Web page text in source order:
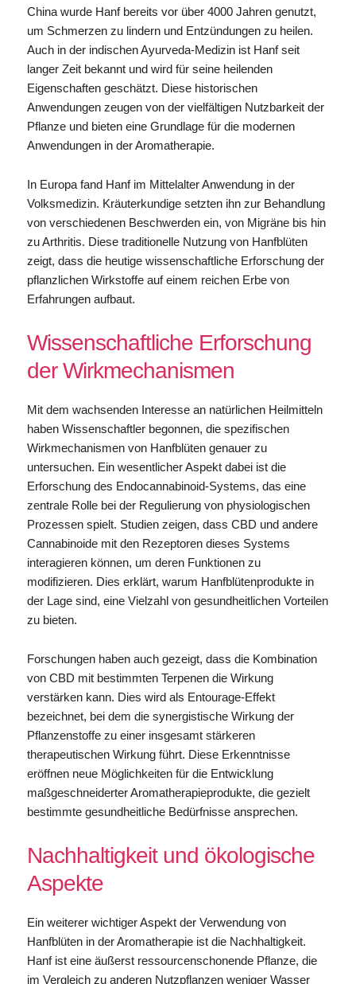
China wurde Hanf bereits vor über 4000 Jahren genutzt,
um Schmerzen zu lindern und Entzündungen zu heilen.
Auch in der indischen Ayurveda-Medizin ist Hanf seit
langer Zeit bekannt und wird für seine heilenden
Eigenschaften geschätzt. Diese historischen
Anwendungen zeugen von der vielfältigen Nutzbarkeit der
Pflanze und bieten eine Grundlage für die modernen
Anwendungen in der Aromatherapie.
In Europa fand Hanf im Mittelalter Anwendung in der
Volksmedizin. Kräuterkundige setzten ihn zur Behandlung
von verschiedenen Beschwerden ein, von Migräne bis hin
zu Arthritis. Diese traditionelle Nutzung von Hanfblüten
zeigt, dass die heutige wissenschaftliche Erforschung der
pflanzlichen Wirkstoffe auf einem reichen Erbe von
Erfahrungen aufbaut.
Wissenschaftliche Erforschung
der Wirkmechanismen
Mit dem wachsenden Interesse an natürlichen Heilmitteln
haben Wissenschaftler begonnen, die spezifischen
Wirkmechanismen von Hanfblüten genauer zu
untersuchen. Ein wesentlicher Aspekt dabei ist die
Erforschung des Endocannabinoid-Systems, das eine
zentrale Rolle bei der Regulierung von physiologischen
Prozessen spielt. Studien zeigen, dass CBD und andere
Cannabinoide mit den Rezeptoren dieses Systems
interagieren können, um deren Funktionen zu
modifizieren. Dies erklärt, warum Hanfblütenprodukte in
der Lage sind, eine Vielzahl von gesundheitlichen Vorteilen
zu bieten.
Forschungen haben auch gezeigt, dass die Kombination
von CBD mit bestimmten Terpenen die Wirkung
verstärken kann. Dies wird als Entourage-Effekt
bezeichnet, bei dem die synergistische Wirkung der
Pflanzenstoffe zu einer insgesamt stärkeren
therapeutischen Wirkung führt. Diese Erkenntnisse
eröffnen neue Möglichkeiten für die Entwicklung
maßgeschneiderter Aromatherapieprodukte, die gezielt
bestimmte gesundheitliche Bedürfnisse ansprechen.
Nachhaltigkeit und ökologische
Aspekte
Ein weiterer wichtiger Aspekt der Verwendung von
Hanfblüten in der Aromatherapie ist die Nachhaltigkeit.
Hanf ist eine äußerst ressourcenschonende Pflanze, die
im Vergleich zu anderen Nutzpflanzen weniger Wasser